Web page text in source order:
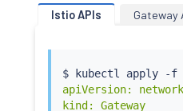
Istio APIs Gateway
$ kubectl apply -f
apiVersion:
kind: Gateway